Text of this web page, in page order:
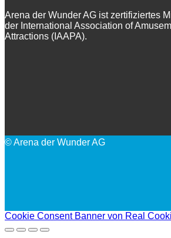
Arena der Wunder AG ist zertifiziertes
der International Association of
Attractions (IAAPA).
© Arena der Wunder AG
Cookie Consent Banner von Real